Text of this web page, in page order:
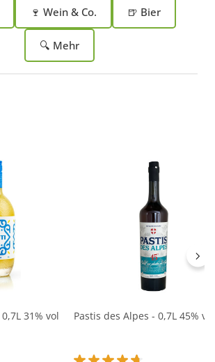
🍷 Wein & Co. 🍺 Bier
🔍 Mehr
31% vol Pastis des Alpes - 0,7L 45% vol